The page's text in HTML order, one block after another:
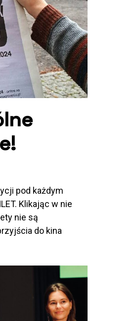
pod każdym
Klikając w nie
nie są
do kina